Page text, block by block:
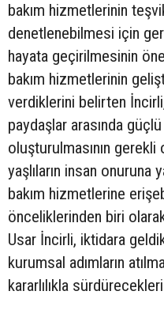
bakım hizmetlerinin
denetlenebilmesi için
hayata geçirilmesinin
bakım hizmetlerinin
verdiklerini belirten
paydaşlar arasında
oluşturulmasının
yaşlıların insan onuruna
bakım hizmetlerine
önceliklerinden biri
Usar İncirli, iktidara
kurumsal adımların
kararlılıkla